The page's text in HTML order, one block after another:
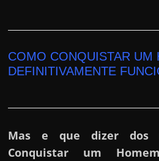
COMO CONQUISTAR UM
DEFINITIVAMENTE
Mas e que dizer dos
Conquistar um